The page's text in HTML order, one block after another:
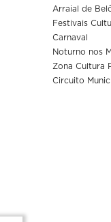
Arraial de
Festivais
Carnaval
Noturno nos
Zona Cultura
Circuito